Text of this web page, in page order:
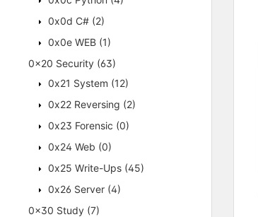
0x0d C# (2)
0x0e WEB (1)
0x20 Security (63)
0x21 System (12)
0x22 Reversing (2)
0x23 Forensic (0)
0x24 Web (0)
0x25 Write-Ups (45)
0x26 Server (4)
0x30 Study (7)